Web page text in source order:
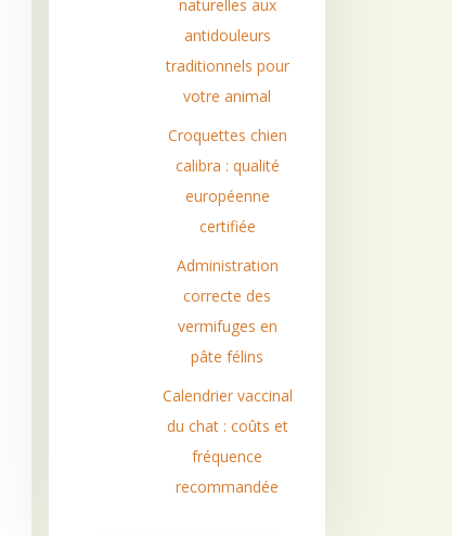
naturelles aux
antidouleurs
traditionnels pour
votre animal
Croquettes chien
calibra : qualité
européenne
certifiée
Administration
correcte des
vermifuges en
pâte félins
Calendrier vaccinal
du chat : coûts et
fréquence
recommandée